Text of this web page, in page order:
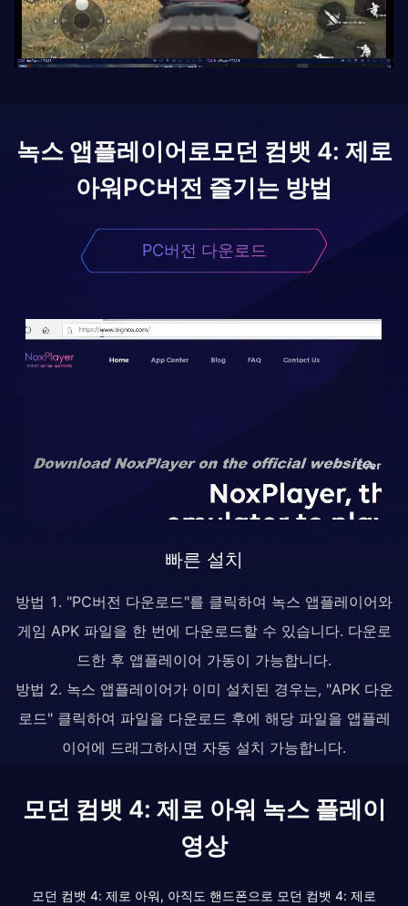
녹스 앱플레이어로모던 컴뱃 4: 제로
아워PC버전 즐기는 방법
PC버전 다운로드
빠른 설치
방법 1. "PC버전 다운로드"를 클릭하여 녹스 앱플레이어와
게임 APK 파일을 한 번에 다운로드할 수 있습니다. 다운로
드한 후 앱플레이어 가동이 가능합니다.
방법 2. 녹스 앱플레이어가 이미 설치된 경우는, "APK 다운
로드" 클릭하여 파일을 다운로드 후에 해당 파일을 앱플레
이어에 드래그하시면 자동 설치 가능합니다.
모던 컴뱃 4: 제로 아워 녹스 플레이
영상
모던 컴뱃 4: 제로 아워, 아직도 핸드폰으로 모던 컴뱃 4: 제로